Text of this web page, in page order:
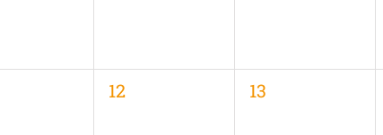
0
12
0
13